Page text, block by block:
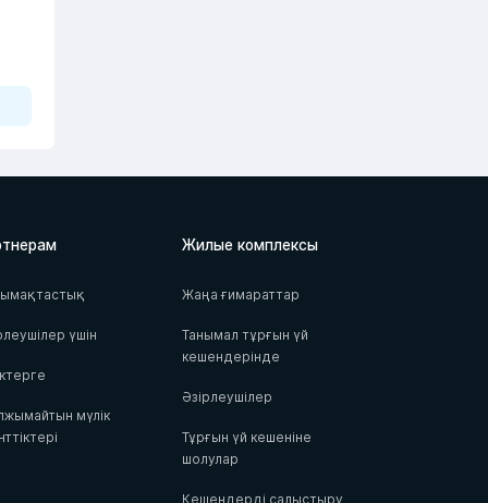
үшін
мүлік
Жилые комплексы
Жаңа ғимараттар
Танымал тұрғын үй
кешендерінде
Әзірлеушілер
Тұрғын үй кешеніне
шолулар
Кешендерді салыстыру